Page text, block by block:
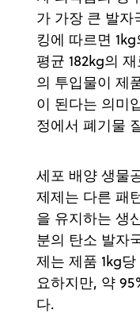
가 가장 큰 발자
킹에 따르면
평균 182kg의
의 투입물이 제
이 된다는 의미
정에서 폐기물
세포 배양 생물
제제는 다른 패
을 유지하는 생
분의 탄소 발자
제는 제품 1kg
요하지만, 약
다.